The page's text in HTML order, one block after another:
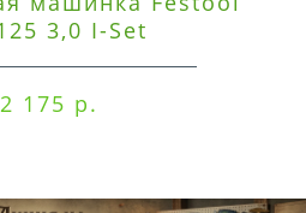
3,0 I-Set
175 р.